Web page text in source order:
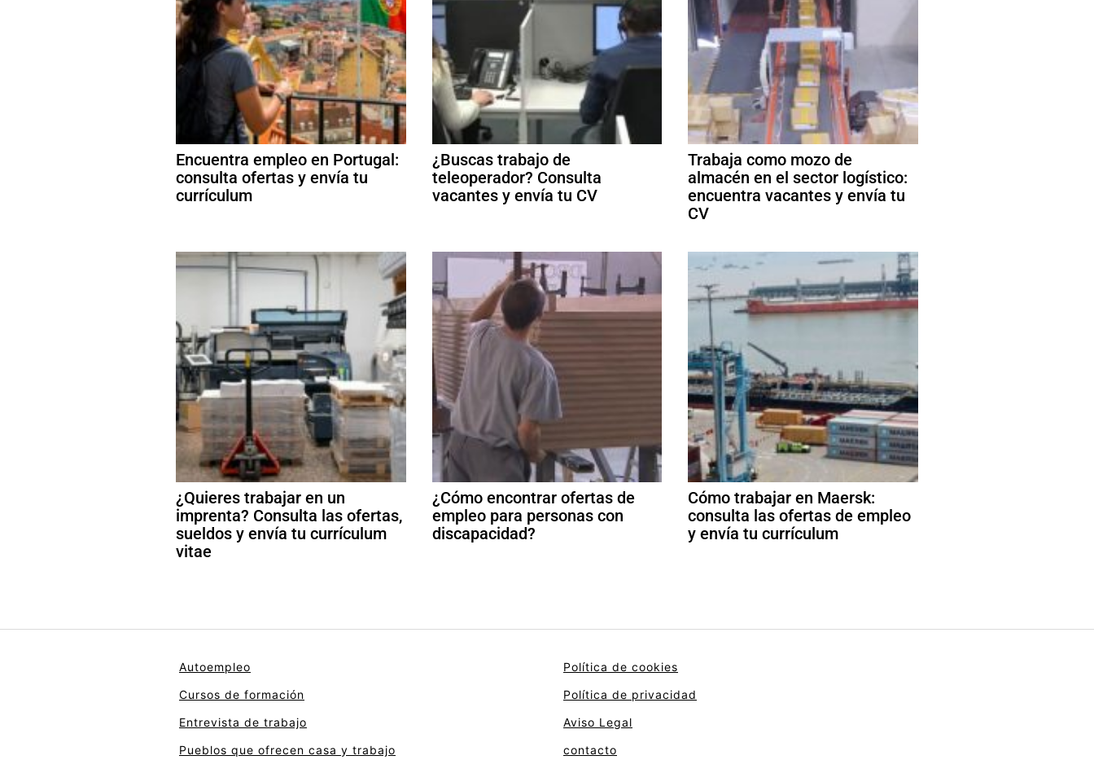
Encuentra empleo en Portugal:
consulta ofertas y envía tu
currículum
¿Buscas trabajo de
teleoperador? Consulta
vacantes y envía tu CV
Trabaja como mozo de
almacén en el sector logístico:
encuentra vacantes y envía tu
CV
¿Quieres trabajar en un
imprenta? Consulta las ofertas,
sueldos y envía tu currículum
vitae
¿Cómo encontrar ofertas de
empleo para personas con
discapacidad?
Cómo trabajar en Maersk:
consulta las ofertas de empleo
y envía tu currículum
Autoempleo
Cursos de formación
Entrevista de trabajo
Pueblos que ofrecen casa y trabajo
Política de cookies
Política de privacidad
Aviso Legal
contacto